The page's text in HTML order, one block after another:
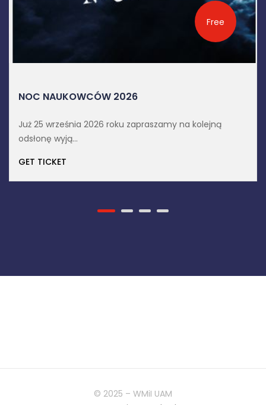
Free
NOC NAUKOWCÓW 2026
Już 25 września 2026 roku zapraszamy na kolejną
odsłonę wyją...
GET TICKET
© 2025 – WMiI UAM